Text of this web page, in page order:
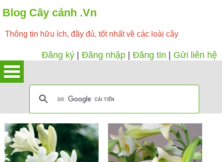
Blog Cây cảnh .Vn
Thông tin hữu ích, đầy đủ, tốt nhất về các loài cây
Đăng ký Đăng nhập Đăng tin Gửi liên hệ